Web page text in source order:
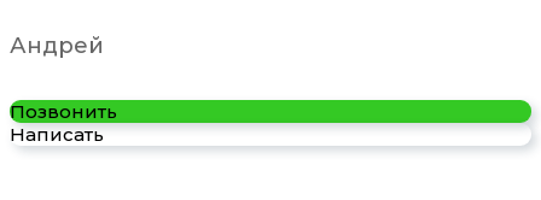
Андрей
Позвонить
Написать